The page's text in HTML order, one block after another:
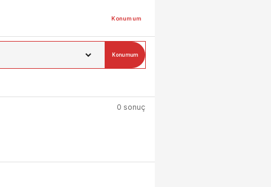
Konumum
Konumum
0 sonuç